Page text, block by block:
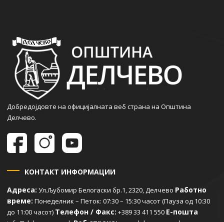
Добредојдовте на официјалната веб страна на Општина
Делчево.
КОНТАКТ ИНФОРМАЦИИ
Адреса: Ул.Љубомир Белогаски бр.1, 2320, Делчево Работно
време: Понеделник – Петок: 07:30 – 15:30 часот (Пауза од 10:30
до 11:00 часот) Телефон / Факс: +389 33 411 550 Е-пошта